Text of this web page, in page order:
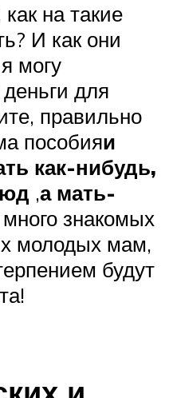
на такие
И как они
могу
для
правильно
пособияи
как-нибудь,
,а мать-
знакомых
молодых мам,
будут